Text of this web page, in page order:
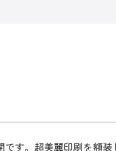
す。超美麗印刷を額装